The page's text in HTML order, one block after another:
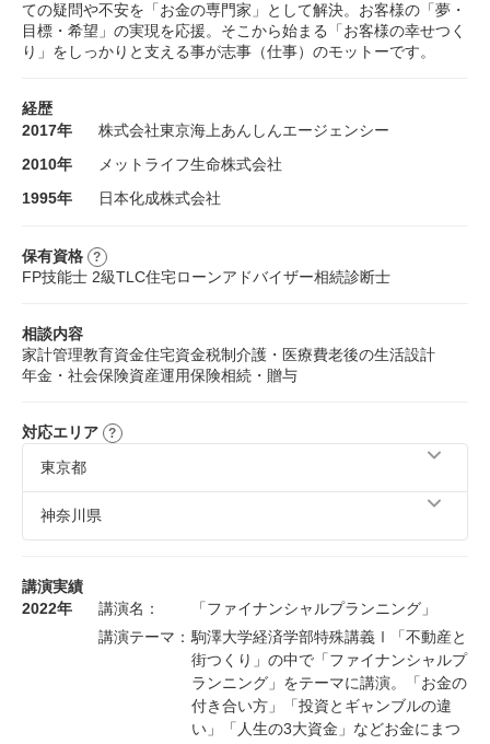
ての疑問や不安を「お金の専門家」として解決。お客様の「夢・
目標・希望」の実現を応援。そこから始まる「お客様の幸せつく
り」をしっかりと支える事が志事（仕事）のモットーです。
経歴
2017年
株式会社東京海上あんしんエージェンシー
2010年
メットライフ生命株式会社
1995年
日本化成株式会社
保有資格
FP技能士 2級TLC住宅ローンアドバイザー相続診断士
相談内容
家計管理教育資金住宅資金税制介護・医療費老後の生活設計
年金・社会保険資産運用保険相続・贈与
対応エリア
東京都
立川市、小平市、町田市、あきる野市、青梅市、新宿区、
中央区、品川区、板橋区、渋谷区、世田谷区、中野区、杉
区、千代田区、港区、目黒区、大田区、豊島区、文京区、
北区、荒川区、足立区、三鷹市、八王子市、調布市、府中
市、小金井市、昭島市、国分寺市、国立市、狛江市、日野
市、稲城市、多摩市、西東京市、東村山市、武蔵野市、武
蔵村山市、東大和市、東久留米市、清瀬市、福生市、羽村
神奈川県
小田原市、厚木市、伊勢原市、座間市、海老名市、綾瀬
市、平塚市、鎌倉市、藤沢市、茅ヶ崎市、逗子市、高座
郡、中郡、三浦市、三浦郡、愛甲郡
講演実績
2022年
講演名：
「ファイナンシャルプランニング」
講演テーマ： 駒澤大学経済学部特殊講義Ⅰ「不動産と
街つくり」の中で「ファイナンシャルプ
ランニング」をテーマに講演。「お金の
付き合い方」「投資とギャンブルの違
い」「人生の3大資金」などお金にまつ